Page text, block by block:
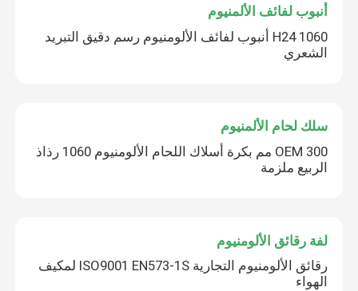
أنبوب لفائف الألمنيوم
1060 H24 أنبوب لفائف الألومنيوم رسم دقيق التبريد
الشعري
سلك لحام الألمنيوم
OEM 300 مم بكرة أسلاك اللحام الألومنيوم 1060 رذاذ
الربيع ملزمة
لفة رقائق الألومنيوم
رقائق الألومنيوم التجارية ISO9001 EN573-1S لمكيف
الهواء